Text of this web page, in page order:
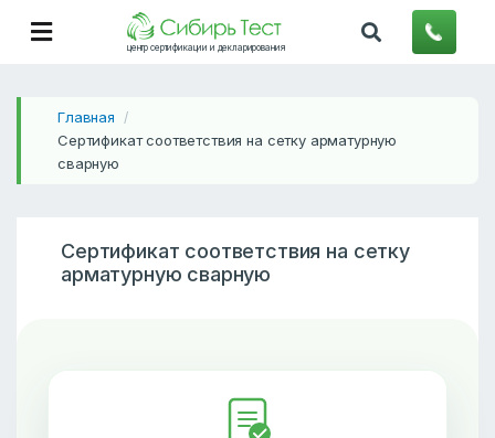
центр сертификации и декларирования
Главная /
Сертификат соответствия на сетку арматурную
сварную
Сертификат соответствия на сетку
арматурную сварную